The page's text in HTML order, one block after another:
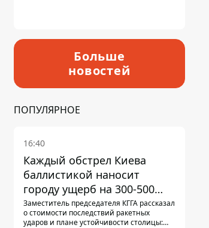
Больше
новостей
ПОПУЛЯРНОЕ
16:40
Каждый обстрел Киева
баллистикой наносит
городу ущерб на 300-500
миллионов - Петр
Пантелеев
Заместитель председателя КГГА рассказал
о стоимости последствий ракетных
ударов и плане устойчивости столицы: